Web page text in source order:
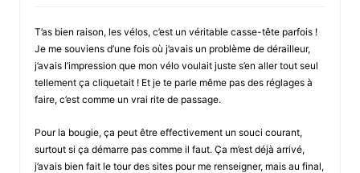
T’as bien raison, les vélos, c’est un véritable casse-tête parfois !
Je me souviens d’une fois où j’avais un problème de dérailleur,
j’avais l’impression que mon vélo voulait juste s’en aller tout seul
tellement ça cliquetait ! Et je te parle même pas des réglages à
faire, c’est comme un vrai rite de passage.
Pour la bougie, ça peut être effectivement un souci courant,
surtout si ça démarre pas comme il faut. Ça m’est déjà arrivé,
j’avais bien fait le tour des sites pour me renseigner, mais au final,